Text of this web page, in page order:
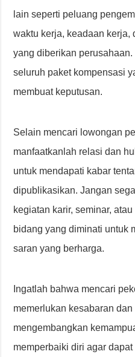
lain seperti peluang
waktu kerja, keadaan kerja,
yang diberikan
seluruh paket kompensasi
membuat keputusan.
Selain mencari lowongan
manfaatkanlah relasi dan
untuk mendapati kabar
dipublikasikan. Jangan
kegiatan karir, seminar,
bidang yang diminati untuk
saran yang berharga.
Ingatlah bahwa mencari
memerlukan kesabaran
mengembangkan
memperbaiki diri agar